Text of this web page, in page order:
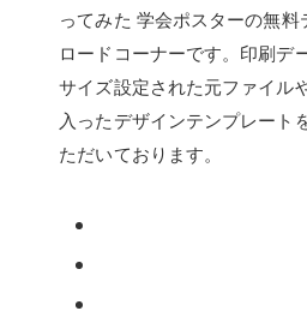
ってみた 学会ポスターの無
ロードコーナーです。印刷デ
サイズ設定された元ファイル
入ったデザインテンプレート
ただいております。